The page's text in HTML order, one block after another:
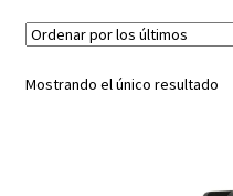
Mostrando el único resultado